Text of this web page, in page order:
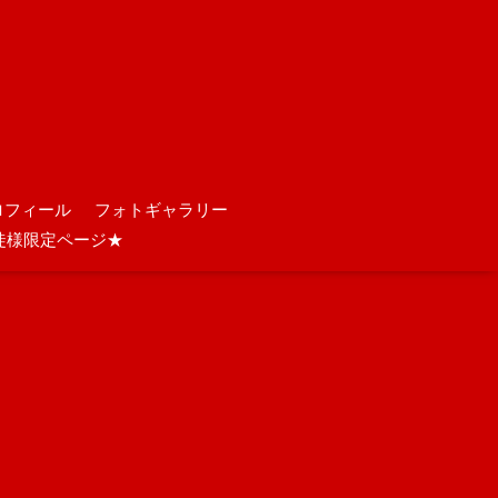
ィール
フォトギャラリー
様限定ページ★